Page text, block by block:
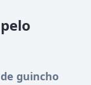
guincho